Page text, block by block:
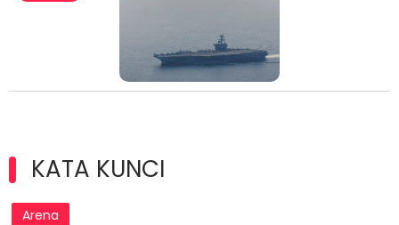
KATA KUNCI
Arena